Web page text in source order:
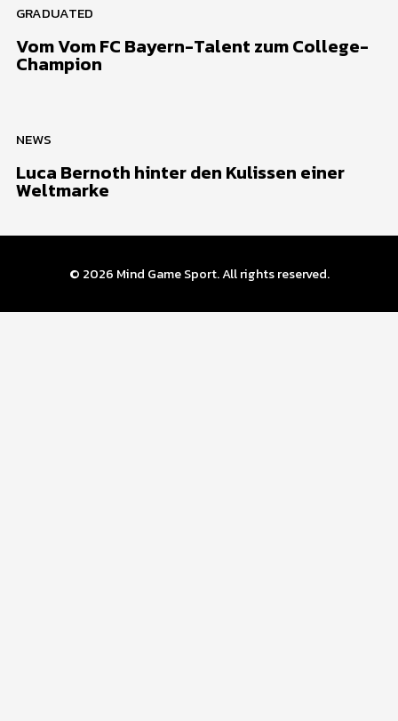
GRADUATED
Vom Vom FC Bayern-Talent zum College-
Champion
NEWS
Luca Bernoth hinter den Kulissen einer
Weltmarke
© 2026 Mind Game Sport. All rights reserved.